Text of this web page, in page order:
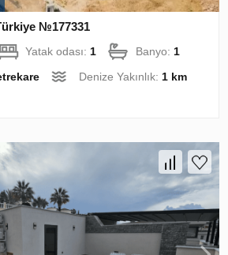
№177331
Yatak odası: 1 Banyo: 1
Denize Yakınlık: 1 km